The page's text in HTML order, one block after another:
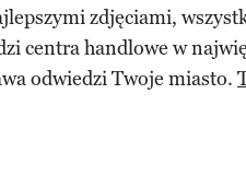
zdjęciami,
centra handlowe w
odwiedzi Twoje miasto.